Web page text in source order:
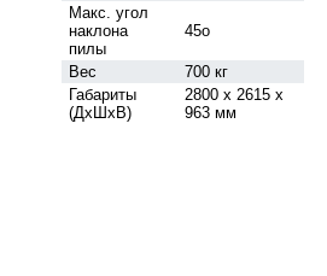
Макс. угол
наклона
пилы
45о
Вес
700 кг
Габариты
(ДхШхВ)
2800 х 2615 х
963 мм